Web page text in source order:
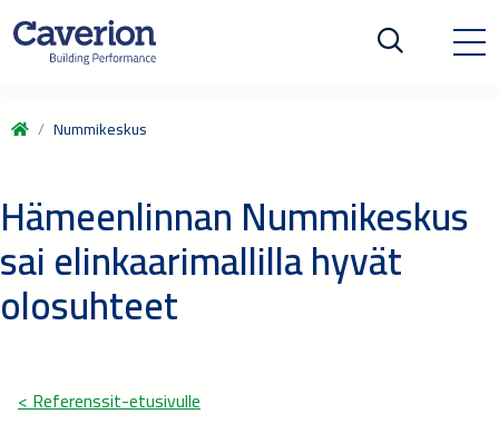
Nummikeskus
Hämeenlinnan Nummikeskus
sai elinkaarimallilla hyvät
olosuhteet
< Referenssit-etusivulle